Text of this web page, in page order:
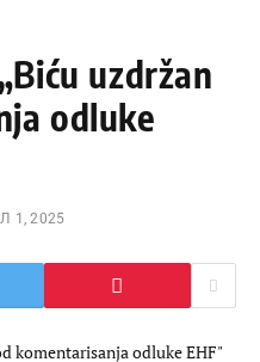
uzdržan
odluke
1, 2025